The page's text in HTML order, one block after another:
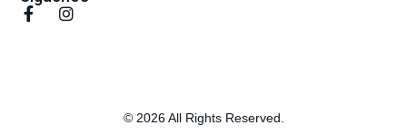
© 2026 All Rights Reserved.